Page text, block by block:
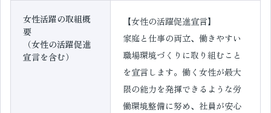
女性活躍の取組概
要
（女性の活躍促進
宣言を含む）
【女性の活躍促進宣言】
家庭と仕事の両立、働きやすい
職場環境づくりに取り組むこと
を宣言します。働く女性が最大
限の能力を発揮できるような労
働環境整備に努め、社員が安心